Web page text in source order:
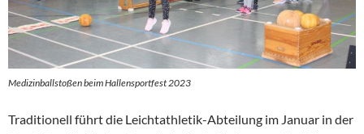
Medizinballstoßen beim Hallensportfest 2023
Traditionell führt die Leichtathletik-Abteilung im Januar in der